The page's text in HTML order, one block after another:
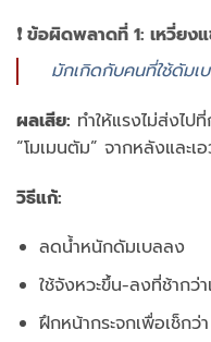
❗ ข้อผิดพลาดที่ 1: เหวี่ย
มักเกิดกับคนที่ใช้ดัมเ
ผลเสีย: ทำให้แรงไม่ส่งไป
“โมเมนตัม” จากหลังและเ
วิธีแก้:
ลดน้ำหนักดัมเบลลง
ใช้จังหวะขึ้น-ลงที่ช้ากว่
ฝึกหน้ากระจกเพื่อเช็ก